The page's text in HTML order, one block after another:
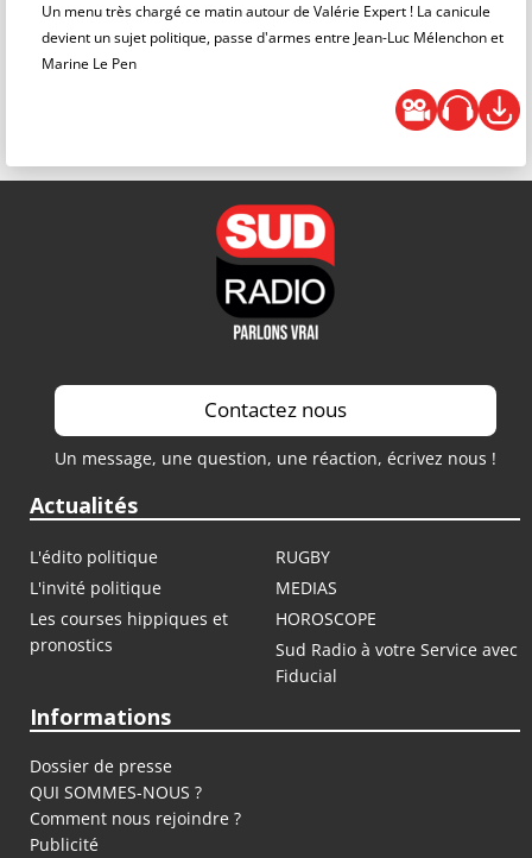
Un menu très chargé ce matin autour de Valérie Expert ! La canicule
devient un sujet politique, passe d'armes entre Jean-Luc Mélenchon et
Marine Le Pen
Contactez nous
Un message, une question, une réaction, écrivez nous !
Actualités
L'édito politique
RUGBY
L'invité politique
MEDIAS
Les courses hippiques et
pronostics
HOROSCOPE
Sud Radio à votre Service avec
Fiducial
Informations
Dossier de presse
QUI SOMMES-NOUS ?
Comment nous rejoindre ?
Publicité